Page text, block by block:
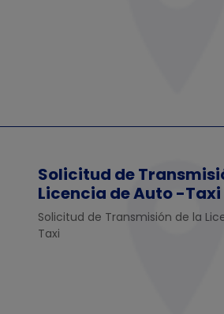
Solicitud de
Licencia de Auto -Taxi
Solicitud de Transmisión de la
Taxi